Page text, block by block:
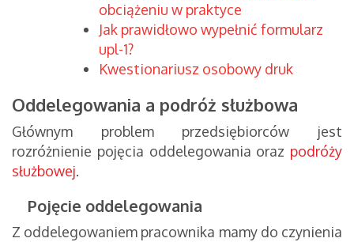
obciążeniu w praktyce
Jak prawidłowo wypełnić formularz
upl-1?
Kwestionariusz osobowy druk
Oddelegowania a podróż służbowa
Głównym problem przedsiębiorców jest
rozróżnienie pojęcia oddelegowania oraz podróży
służbowej.
Pojęcie oddelegowania
Z oddelegowaniem pracownika mamy do czynienia